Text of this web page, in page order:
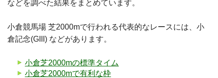
などを調べた結果をまとめています。
小倉競馬場 芝2000mで行われる代表的なレースには、小
倉記念(GIII) などがあります。
小倉芝2000mの標準タイム
小倉芝2000mで有利な枠